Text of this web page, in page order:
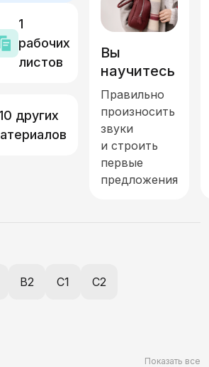
единицы измерения,
Части тела
национальности
1
рабочих
листов
10 других
Вы
научитесь
Правильно
произносить
звуки
и строить
первые
предложения
B2 C1 C2
Показать все